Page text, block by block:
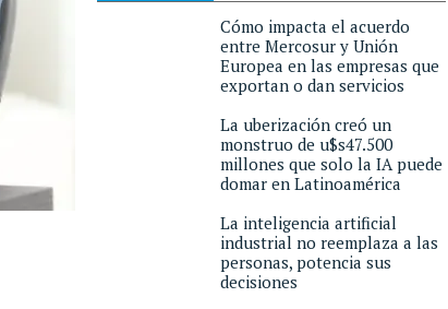
Cómo impacta el acuerdo
entre Mercosur y Unión
Europea en las empresas que
exportan o dan servicios
La uberización creó un
monstruo de u$s47.500
millones que solo la IA puede
domar en Latinoamérica
La inteligencia artificial
industrial no reemplaza a las
personas, potencia sus
decisiones